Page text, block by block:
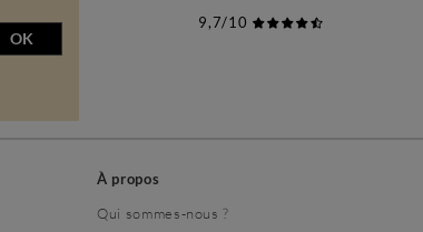
OK
9,7/10
À propos
Qui sommes-nous ?